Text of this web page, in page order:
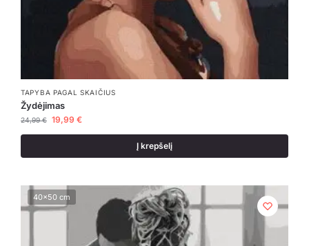
TAPYBA PAGAL SKAIČIUS
Žydėjimas
24,99€ 19,99 €
Į krepšelį
40x50 cm